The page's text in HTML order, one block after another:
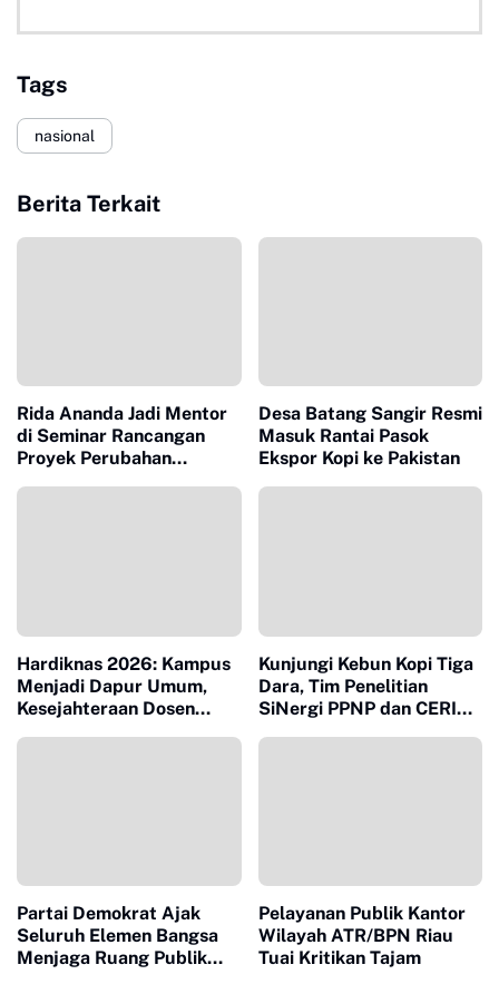
Tags
nasional
Berita Terkait
Rida Ananda Jadi Mentor
di Seminar Rancangan
Proyek Perubahan
Desa Batang Sangir Resmi
Masuk Rantai Pasok
Ekspor Kopi ke Pakistan
Hardiknas 2026: Kampus
Menjadi Dapur Umum,
Kesejahteraan Dosen
Kunjungi Kebun Kopi Tiga
Dara, Tim Penelitian
SiNergi PPNP dan CERI
Partai Demokrat Ajak
Seluruh Elemen Bangsa
Menjaga Ruang Publik
Pelayanan Publik Kantor
Wilayah ATR/BPN Riau
Tuai Kritikan Tajam